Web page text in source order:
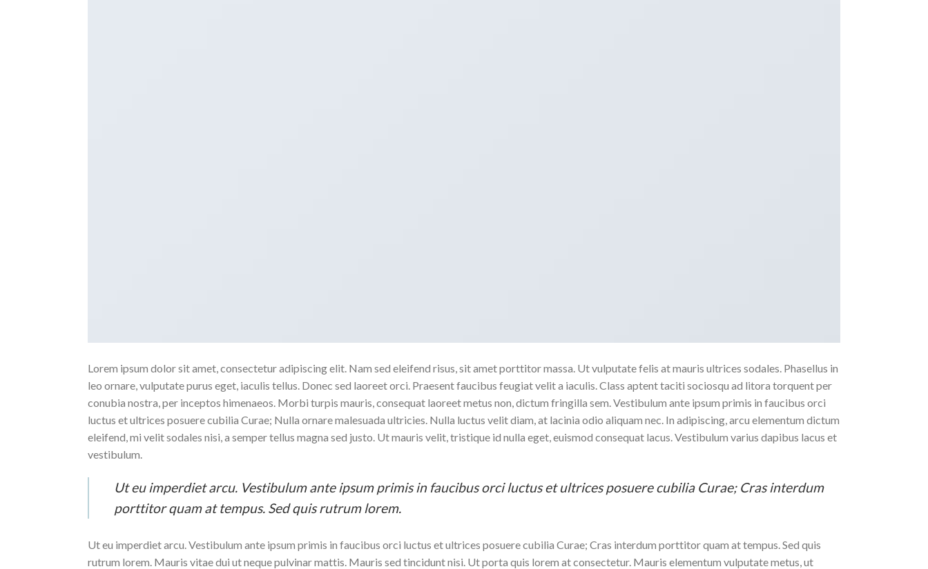
Lorem ipsum dolor sit amet, consectetur adipiscing elit. Nam sed eleifend risus, sit amet porttitor massa. Ut vulputate felis at mauris ultrices sodales. Phasellus in
leo ornare, vulputate purus eget, iaculis tellus. Donec sed laoreet orci. Praesent faucibus feugiat velit a iaculis. Class aptent taciti sociosqu ad litora torquent per
conubia nostra, per inceptos himenaeos. Morbi turpis mauris, consequat laoreet metus non, dictum fringilla sem. Vestibulum ante ipsum primis in faucibus orci
luctus et ultrices posuere cubilia Curae; Nulla ornare malesuada ultricies. Nulla luctus velit diam, at lacinia odio aliquam nec. In adipiscing, arcu elementum dictum
eleifend, mi velit sodales nisi, a semper tellus magna sed justo. Ut mauris velit, tristique id nulla eget, euismod consequat lacus. Vestibulum varius dapibus lacus et
vestibulum.
Ut eu imperdiet arcu. Vestibulum ante ipsum primis in faucibus orci luctus et ultrices posuere cubilia Curae; Cras interdum
porttitor quam at tempus. Sed quis rutrum lorem.
Ut eu imperdiet arcu. Vestibulum ante ipsum primis in faucibus orci luctus et ultrices posuere cubilia Curae; Cras interdum porttitor quam at tempus. Sed quis
rutrum lorem. Mauris vitae dui ut neque pulvinar mattis. Mauris sed tincidunt nisi. Ut porta quis lorem at consectetur. Mauris elementum vulputate metus, ut